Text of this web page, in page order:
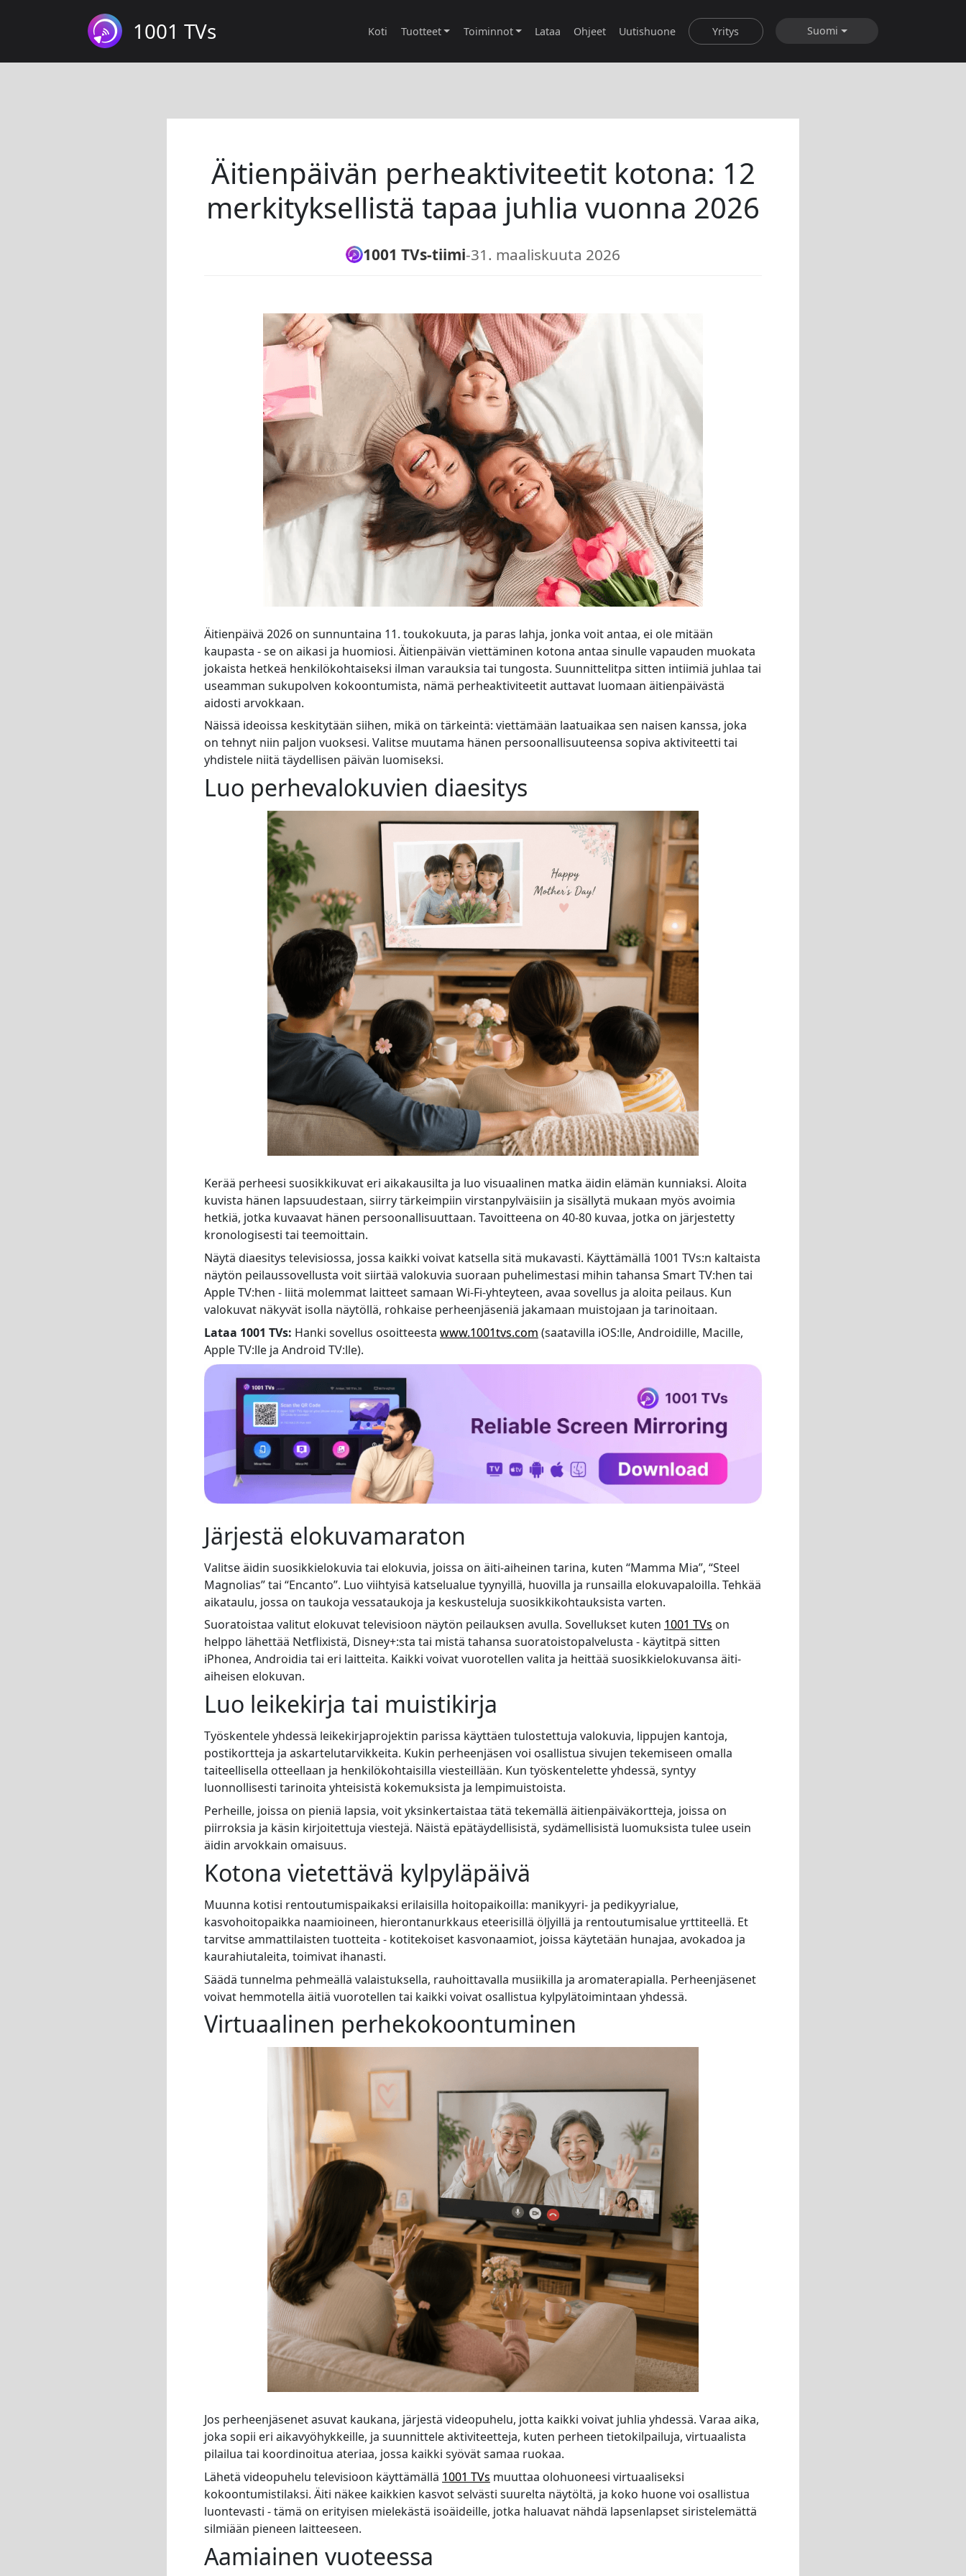
1001 TVs Koti Tuotteet Toiminnot Lataa Ohjeet Uutishuone Yritys Suomi
Äitienpäivän perheaktiviteetit kotona: 12
merkityksellistä tapaa juhlia vuonna 2026
1001 TVs-tiimi-31. maaliskuuta 2026
Äitienpäivä 2026 on sunnuntaina 11. toukokuuta, ja paras lahja, jonka voit antaa, ei ole mitään
kaupasta - se on aikasi ja huomiosi. Äitienpäivän viettäminen kotona antaa sinulle vapauden muokata
jokaista hetkeä henkilökohtaiseksi ilman varauksia tai tungosta. Suunnittelitpa sitten intiimiä juhlaa tai
useamman sukupolven kokoontumista, nämä perheaktiviteetit auttavat luomaan äitienpäivästä
aidosti arvokkaan.
Näissä ideoissa keskitytään siihen, mikä on tärkeintä: viettämään laatuaikaa sen naisen kanssa, joka
on tehnyt niin paljon vuoksesi. Valitse muutama hänen persoonallisuuteensa sopiva aktiviteetti tai
yhdistele niitä täydellisen päivän luomiseksi.
Luo perhevalokuvien diaesitys
Kerää perheesi suosikkikuvat eri aikakausilta ja luo visuaalinen matka äidin elämän kunniaksi. Aloita
kuvista hänen lapsuudestaan, siirry tärkeimpiin virstanpylväisiin ja sisällytä mukaan myös avoimia
hetkiä, jotka kuvaavat hänen persoonallisuuttaan. Tavoitteena on 40-80 kuvaa, jotka on järjestetty
kronologisesti tai teemoittain.
Näytä diaesitys televisiossa, jossa kaikki voivat katsella sitä mukavasti. Käyttämällä 1001 TVs:n kaltaista
näytön peilaussovellusta voit siirtää valokuvia suoraan puhelimestasi mihin tahansa Smart TV:hen tai
Apple TV:hen - liitä molemmat laitteet samaan Wi-Fi-yhteyteen, avaa sovellus ja aloita peilaus. Kun
valokuvat näkyvät isolla näytöllä, rohkaise perheenjäseniä jakamaan muistojaan ja tarinoitaan.
Lataa 1001 TVs: Hanki sovellus osoitteesta www.1001tvs.com (saatavilla iOS:lle, Androidille, Macille,
Apple TV:lle ja Android TV:lle).
Järjestä elokuvamaraton
Valitse äidin suosikkielokuvia tai elokuvia, joissa on äiti-aiheinen tarina, kuten “Mamma Mia”, “Steel
Magnolias” tai “Encanto”. Luo viihtyisä katselualue tyynyillä, huovilla ja runsailla elokuvapaloilla. Tehkää
aikataulu, jossa on taukoja vessataukoja ja keskusteluja suosikkikohtauksista varten.
Suoratoistaa valitut elokuvat televisioon näytön peilauksen avulla. Sovellukset kuten 1001 TVs on
helppo lähettää Netflixistä, Disney+:sta tai mistä tahansa suoratoistopalvelusta - käytitpä sitten
iPhonea, Androidia tai eri laitteita. Kaikki voivat vuorotellen valita ja heittää suosikkielokuvansa äiti-
aiheisen elokuvan.
Luo leikekirja tai muistikirja
Työskentele yhdessä leikekirjaprojektin parissa käyttäen tulostettuja valokuvia, lippujen kantoja,
postikortteja ja askartelutarvikkeita. Kukin perheenjäsen voi osallistua sivujen tekemiseen omalla
taiteellisella otteellaan ja henkilökohtaisilla viesteillään. Kun työskentelette yhdessä, syntyy
luonnollisesti tarinoita yhteisistä kokemuksista ja lempimuistoista.
Perheille, joissa on pieniä lapsia, voit yksinkertaistaa tätä tekemällä äitienpäiväkortteja, joissa on
piirroksia ja käsin kirjoitettuja viestejä. Näistä epätäydellisistä, sydämellisistä luomuksista tulee usein
äidin arvokkain omaisuus.
Kotona vietettävä kylpyläpäivä
Muunna kotisi rentoutumispaikaksi erilaisilla hoitopaikoilla: manikyyri- ja pedikyyrialue,
kasvohoitopaikka naamioineen, hierontanurkkaus eteerisillä öljyillä ja rentoutumisalue yrttiteellä. Et
tarvitse ammattilaisten tuotteita - kotitekoiset kasvonaamiot, joissa käytetään hunajaa, avokadoa ja
kaurahiutaleita, toimivat ihanasti.
Säädä tunnelma pehmeällä valaistuksella, rauhoittavalla musiikilla ja aromaterapialla. Perheenjäsenet
voivat hemmotella äitiä vuorotellen tai kaikki voivat osallistua kylpylätoimintaan yhdessä.
Virtuaalinen perhekokoontuminen
Jos perheenjäsenet asuvat kaukana, järjestä videopuhelu, jotta kaikki voivat juhlia yhdessä. Varaa aika,
joka sopii eri aikavyöhykkeille, ja suunnittele aktiviteetteja, kuten perheen tietokilpailuja, virtuaalista
pilailua tai koordinoitua ateriaa, jossa kaikki syövät samaa ruokaa.
Lähetä videopuhelu televisioon käyttämällä 1001 TVs muuttaa olohuoneesi virtuaaliseksi
kokoontumistilaksi. Äiti näkee kaikkien kasvot selvästi suurelta näytöltä, ja koko huone voi osallistua
luontevasti - tämä on erityisen mielekästä isoäideille, jotka haluavat nähdä lapsenlapset siristelemättä
silmiään pieneen laitteeseen.
Aamiainen vuoteessa